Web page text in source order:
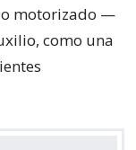
motorizado —
como una